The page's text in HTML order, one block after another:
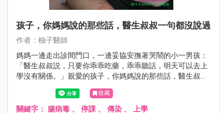
孩子，你媽媽說的那些話，醫生叔叔一句都沒說過
作者：柚子醫師
媽媽一邊走出診間門口，一邊妥協安撫著哭鬧的小一男孩：
「醫生叔叔説，只要你乖乖吃藥，乖乖聽話，明天可以去上
學沒有關係。」親愛的孩子，你媽媽說的那些話，醫生叔叔
一句話都沒說過。
收藏
關鍵字： 腸病毒 、 停課 、 傳染 、 上學